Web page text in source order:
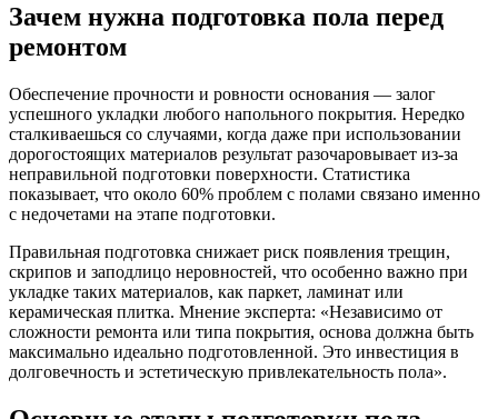
Зачем нужна подготовка пола перед
ремонтом
Обеспечение прочности и ровности основания — залог
успешного укладки любого напольного покрытия. Нередко
сталкиваешься со случаями, когда даже при использовании
дорогостоящих материалов результат разочаровывает из-за
неправильной подготовки поверхности. Статистика
показывает, что около 60% проблем с полами связано именно
с недочетами на этапе подготовки.
Правильная подготовка снижает риск появления трещин,
скрипов и заподлицо неровностей, что особенно важно при
укладке таких материалов, как паркет, ламинат или
керамическая плитка. Мнение эксперта: «Независимо от
сложности ремонта или типа покрытия, основа должна быть
максимально идеально подготовленной. Это инвестиция в
долговечность и эстетическую привлекательность пола».